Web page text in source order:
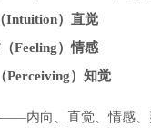
Intuition）直觉
Feeling）情感
Perceiving）知觉
——内向、直觉、情感、